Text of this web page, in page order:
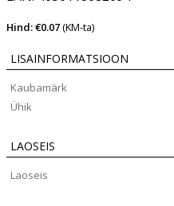
Hind: €0.07(KM-ta)
LISAINFORMATSIOON
Kaubamärk
Ühik
LAOSEIS
Laoseis